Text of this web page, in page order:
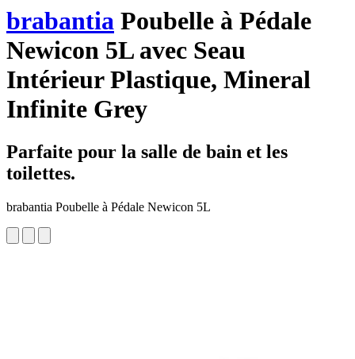
brabantia Poubelle à Pédale
Newicon 5L avec Seau
Intérieur Plastique, Mineral
Infinite Grey
Parfaite pour la salle de bain et les
toilettes.
brabantia Poubelle à Pédale Newicon 5L